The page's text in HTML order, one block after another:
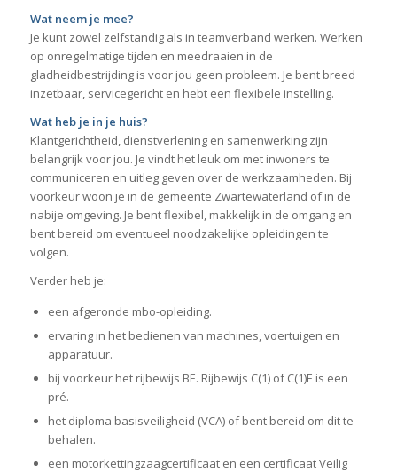
Wat neem je mee?
Je kunt zowel zelfstandig als in teamverband werken. Werken
op onregelmatige tijden en meedraaien in de
gladheidbestrijding is voor jou geen probleem. Je bent breed
inzetbaar, servicegericht en hebt een flexibele instelling.
Wat heb je in je huis?
Klantgerichtheid, dienstverlening en samenwerking zijn
belangrijk voor jou. Je vindt het leuk om met inwoners te
communiceren en uitleg geven over de werkzaamheden. Bij
voorkeur woon je in de gemeente Zwartewaterland of in de
nabije omgeving. Je bent flexibel, makkelijk in de omgang en
bent bereid om eventueel noodzakelijke opleidingen te
volgen.
Verder heb je:
een afgeronde mbo-opleiding.
ervaring in het bedienen van machines, voertuigen en
apparatuur.
bij voorkeur het rijbewijs BE. Rijbewijs C(1) of C(1)E is een
pré.
het diploma basisveiligheid (VCA) of bent bereid om dit te
behalen.
een motorkettingzaagcertificaat en een certificaat Veilig